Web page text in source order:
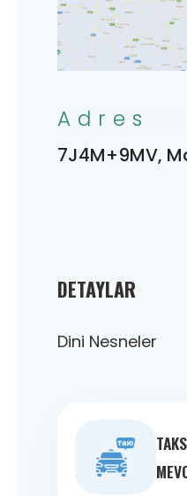
DETAYLAR
Dini Nesneler
Adres
7J4M+9MV,